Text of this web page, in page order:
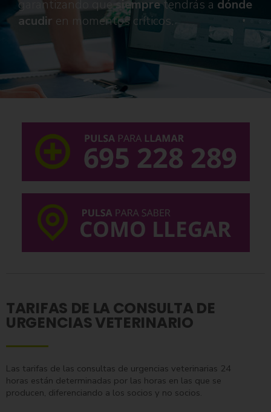
garantizando quesiempretendrás a dónde
acudir en momentos críticos.
TARIFAS DE LA CONSULTA DE
URGENCIAS VETERINARIO
Las tarifas de las consultas de urgencias veterinarias 24
horas están determinadas por las horas en las que se
producen, diferenciando a los socios y no socios.